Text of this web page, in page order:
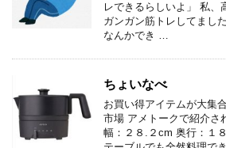
レできるらしいよ」 私、
ガンガン筋トレしてまし
なんかでき …
ちょいなべ
お買い得アイテムが大集
市場 アメトークで紹介さ
幅：２８.２cm 奥行：１